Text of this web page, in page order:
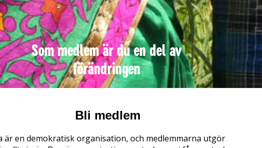
Som medlem är du en del av
förändringen